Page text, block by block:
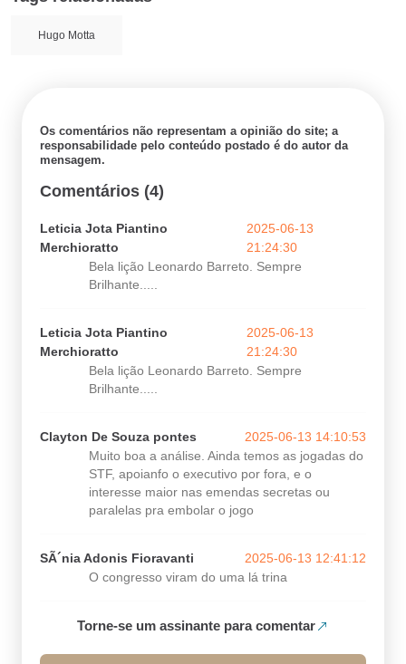
Hugo Motta
Os comentários não representam a opinião do site; a
responsabilidade pelo conteúdo postado é do autor da
mensagem.
Comentários (4)
Leticia Jota Piantino
Merchioratto
2025-06-13
21:24:30
Bela lição Leonardo Barreto. Sempre
Brilhante.....
Leticia Jota Piantino
Merchioratto
2025-06-13
21:24:30
Bela lição Leonardo Barreto. Sempre
Brilhante.....
Clayton De Souza pontes
2025-06-13 14:10:53
Muito boa a análise. Ainda temos as jogadas do
STF, apoianfo o executivo por fora, e o
interesse maior nas emendas secretas ou
paralelas pra embolar o jogo
SÃ´nia Adonis Fioravanti
2025-06-13 12:41:12
O congresso viram do uma lá trina
Torne-se um assinante para comentar